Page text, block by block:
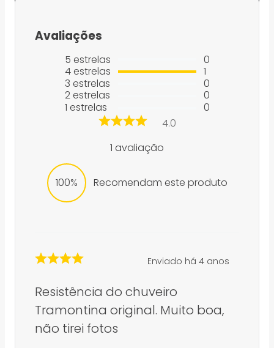
Avaliações
5 estrelas
4estrelas
3 estrelas
2estrelas
1 estrelas
0
1
0
0
0
4.0
1 avaliação
100% Recomendam este produto
Enviado há 4 anos
Resistência do chuveiro
Tramontina original. Muito boa,
não tirei fotos